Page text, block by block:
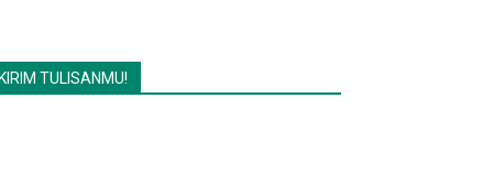
KIRIM TULISANMU!